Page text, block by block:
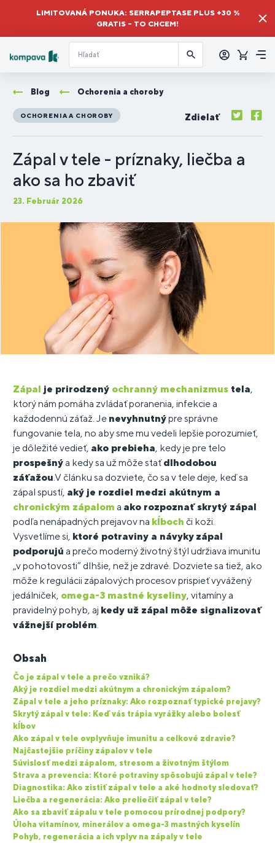
LIMITOVANÁ PONUKA: SERRAPEPTASE PLUS +30 %
GRATIS – TO CHCEM!
sa
Košík
Blog Ochorenia a choroby
OCHORENIA A CHOROBY Zdielať
Zápal v tele - príznaky, liečba a
ako sa ho zbaviť
23. Február 2026
Zápal je prirodzený ochranný mechanizmus tela,
ktorý nám pomáha zvládať poranenia, infekcie a
každodennú záťaž. Je nevyhnutnýpre správne
fungovanie tela, no aby sme mu vedeli lepšie porozumieť,
je dôležité vedieť, ako prebieha, kedy je pre telo
prospešný a kedy sa už môže staťdlhodobou
záťažou.V článku sa dozviete, čo sa v tele deje, keď sa
zápal spustí, aký je rozdiel medzi akútnym a
chronickým zápalom a ako rozpoznať skrytý zápal
podľa nenápadných prejavov na kĺboch či koži.
Vysvetlíme si, ktoré potraviny a návyky zápal
podporujú a prečo moderný životný štýl udržiava imunitu
„v pohotovosti“ dlhšie, než je zdravé. Dozviete sa tiež, ako
môže k regulácii zápalových procesov prispieť vyvážený
jedálniček, omega-3 mastné kyseliny, vitamíny a
pravidelný pohyb, aj kedy už zápal môže signalizovať
vážnejší problém
Obsah
Čo je zápal v tele a prečo vzniká?
Aký je rozdiel medzi akútnym a chronickým zápalom?
Zápal v tele a jeho príznaky: Ako rozpoznať typické prejavy?
Skrytý zápal v tele: Keď vás trápia vyrážky alebo bolesť
kĺbov
Ako zápal v tele ovplyvňuje imunitu a celkové zdravie?
Najčastejšie príčiny zápalov v tele
Súvislosť medzi zápalom, stresom a životným štýlom
Strava a prevencia: Ktoré potraviny spôsobujú zápal v tele?
Diagnostika: Ako zistiť zápal v tele a aké hodnoty sledovať?
Liečba a regenerácia: Ako preliečiť zápal v tele?
Ako sa zbaviť zápalu v tele pomocou prírodnej podpory?
Úloha vitamínov, minerálov a omega-3 mastných kyselín
Pohyb, regenerácia a ich vplyv na zápaly v tele